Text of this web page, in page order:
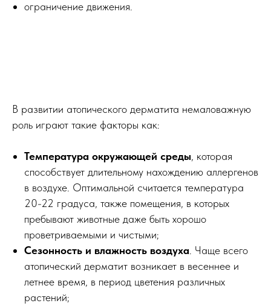
ограничение движения.
В развитии атопического дерматита немаловажную
роль играют такие факторы как:
Температура окружающей среды, которая
способствует длительному нахождению аллергенов
в воздухе. Оптимальной считается температура
20-22 градуса, также помещения, в которых
пребывают животные даже быть хорошо
проветриваемыми и чистыми;
Сезонность и влажность воздуха . Чаще всего
атопический дерматит возникает в весеннее и
летнее время, в период цветения различных
растений;